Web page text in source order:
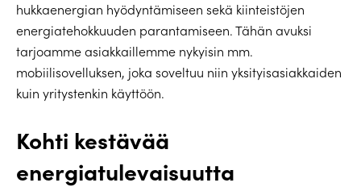
hukkaenergian hyödyntämiseen sekä kiinteistöjen
energiatehokkuuden parantamiseen. Tähän avuksi
tarjoamme asiakkaillemme nykyisin mm.
mobiilisovelluksen, joka soveltuu niin yksityisasiakkaiden
kuin yritystenkin käyttöön.
Kohti kestävää
energiatulevaisuutta